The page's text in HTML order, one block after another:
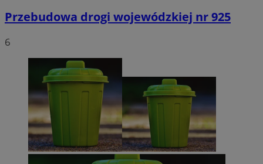
Przebudowa drogi wojewódzkiej nr 925
6